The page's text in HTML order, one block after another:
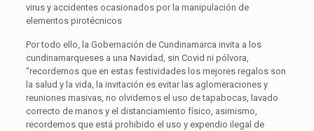
virus y accidentes ocasionados por la manipulación de
elementos pirotécnicos
Por todo ello, la Gobernación de Cundinamarca invita a los
cundinamarqueses a una Navidad, sin Covid ni pólvora,
“recordemos que en estas festividades los mejores regalos son
la salud y la vida, la invitación es evitar las aglomeraciones y
reuniones masivas, no olvidemos el uso de tapabocas, lavado
correcto de manos y el distanciamiento físico, asimismo,
recordemos que está prohibido el uso y expendio ilegal de